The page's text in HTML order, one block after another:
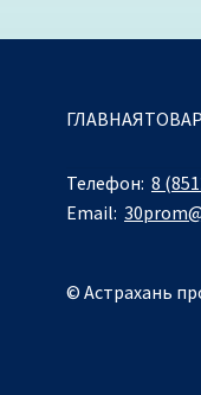
ГЛАВНАЯ
Телефон: 8
Email:
© Астрахань